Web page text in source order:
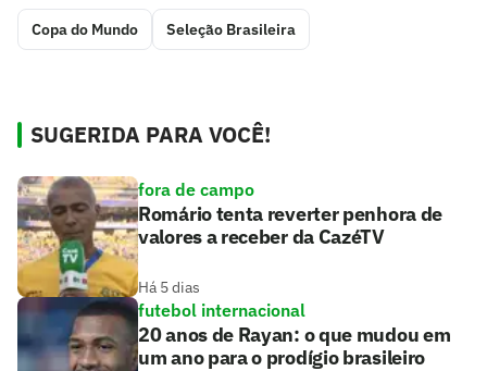
Copa do Mundo Seleção Brasileira
SUGERIDA PARA VOCÊ!
fora de campo
Romário tenta reverter penhora de
valores a receber da CazéTV
Há 5 dias
futebol internacional
20 anos de Rayan: o que mudou em
um ano para o prodígio brasileiro